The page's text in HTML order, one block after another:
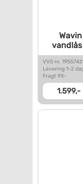
vandlås
VVS nr.
Levering 1-2
Fragt 99,-
1.599,-